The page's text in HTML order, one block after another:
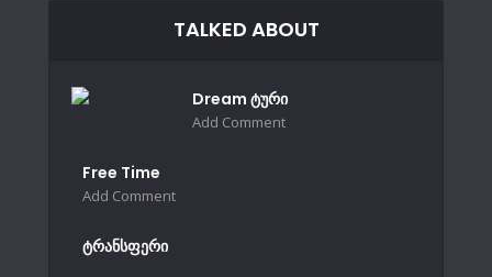
TALKED ABOUT
Dream ტური
Add Comment
Free Time
Add Comment
ტრანსფერი